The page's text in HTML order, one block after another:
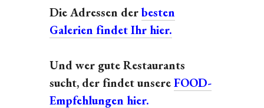
Die Adressen derbesten
Galerien findet Ihr hier.
Und wer gute Restaurants
sucht, der findet unsereFOOD-
Empfehlungen hier.